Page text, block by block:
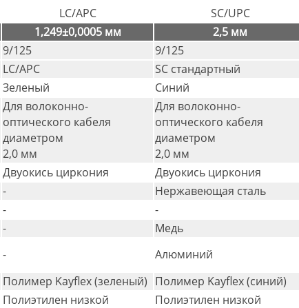
LC/APC
SC/UPC
1,249±0,0005 мм
2,5 мм
9/125 9/125
LC/APC
SC стандартный
Зеленый Синий
Для волоконно-
оптического кабеля
диаметром
2,0 мм
Для волоконно-
оптического кабеля
диаметром
2,0 мм
Двуокись циркония
Двуокись циркония
-
Нержавеющая сталь
-
-
-
Медь
-
Алюминий
Полимер Kayflex (зеленый) Полимер Kayflex (синий)
Полиэтилен низкой
Полиэтилен низкой